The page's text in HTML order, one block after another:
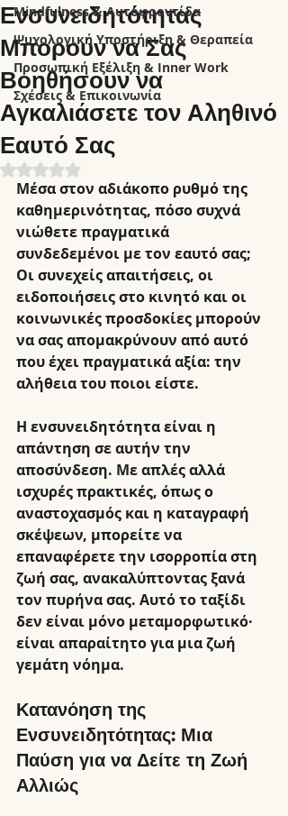
Mindfulness & Αυτοφροντίδα
Ψυχολογική Υποστήριξη & Θεραπεία
Προσωπική Εξέλιξη & Inner Work
Σχέσεις & Επικοινωνία
Ενσυνειδητότητας
Μπορούν να Σας
Βοηθήσουν να
Αγκαλιάσετε τον Αληθινό
Εαυτό Σας
Βαθμολογήθηκε με NaN από 5 αστέρια.
Μέσα στον αδιάκοπο ρυθμό της
καθημερινότητας, πόσο συχνά
νιώθετε πραγματικά
συνδεδεμένοι με τον εαυτό σας;
Οι συνεχείς απαιτήσεις, οι
ειδοποιήσεις στο κινητό και οι
κοινωνικές προσδοκίες μπορούν
να σας απομακρύνουν από αυτό
που έχει πραγματικά αξία: την
αλήθεια του ποιοι είστε.
Η ενσυνειδητότητα είναι η
απάντηση σε αυτήν την
αποσύνδεση. Με απλές αλλά
ισχυρές πρακτικές, όπως ο
αναστοχασμός και η καταγραφή
σκέψεων, μπορείτε να
επαναφέρετε την ισορροπία στη
ζωή σας, ανακαλύπτοντας ξανά
τον πυρήνα σας. Αυτό το ταξίδι
δεν είναι μόνο μεταμορφωτικό·
είναι απαραίτητο για μια ζωή
γεμάτη νόημα.
Κατανόηση της
Ενσυνειδητότητας: Μια
Παύση για να Δείτε τη Ζωή
Αλλιώς